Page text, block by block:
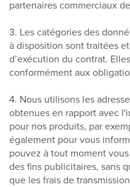
partenaires commerciaux de
3. Les catégories des
à disposition sont traitées
d’exécution du contrat.
conformément aux
4. Nous utilisons les
obtenues en rapport avec
pour nos produits, par
également pour vous
pouvez à tout moment
des fins publicitaires, sans
que les frais de